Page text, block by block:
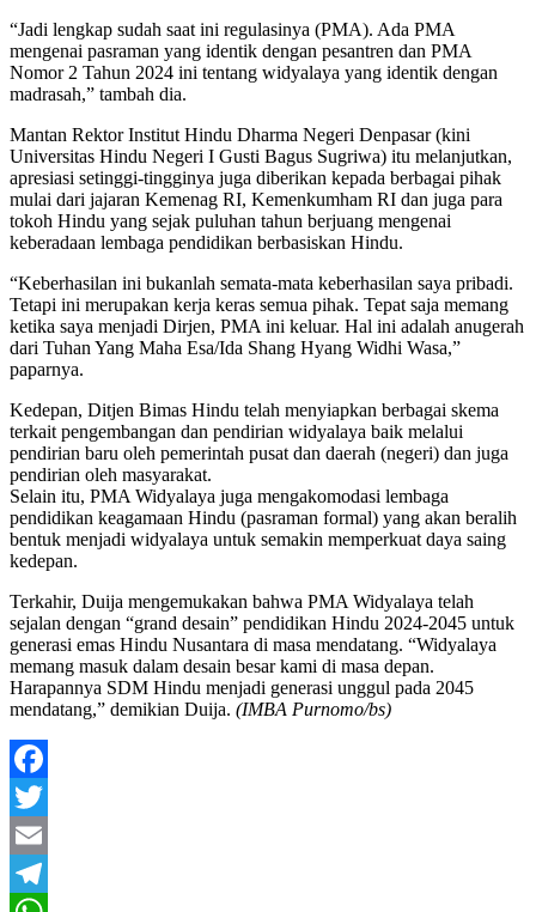
“Jadi lengkap sudah saat ini regulasinya (PMA). Ada PMA
mengenai pasraman yang identik dengan pesantren dan PMA
Nomor 2 Tahun 2024 ini tentang widyalaya yang identik dengan
madrasah,” tambah dia.
Mantan Rektor Institut Hindu Dharma Negeri Denpasar (kini
Universitas Hindu Negeri I Gusti Bagus Sugriwa) itu melanjutkan,
apresiasi setinggi-tingginya juga diberikan kepada berbagai pihak
mulai dari jajaran Kemenag RI, Kemenkumham RI dan juga para
tokoh Hindu yang sejak puluhan tahun berjuang mengenai
keberadaan lembaga pendidikan berbasiskan Hindu.
“Keberhasilan ini bukanlah semata-mata keberhasilan saya pribadi.
Tetapi ini merupakan kerja keras semua pihak. Tepat saja memang
ketika saya menjadi Dirjen, PMA ini keluar. Hal ini adalah anugerah
dari Tuhan Yang Maha Esa/Ida Shang Hyang Widhi Wasa,”
paparnya.
Kedepan, Ditjen Bimas Hindu telah menyiapkan berbagai skema
terkait pengembangan dan pendirian widyalaya baik melalui
pendirian baru oleh pemerintah pusat dan daerah (negeri) dan juga
pendirian oleh masyarakat.
Selain itu, PMA Widyalaya juga mengakomodasi lembaga
pendidikan keagamaan Hindu (pasraman formal) yang akan beralih
bentuk menjadi widyalaya untuk semakin memperkuat daya saing
kedepan.
Terkahir, Duija mengemukakan bahwa PMA Widyalaya telah
sejalan dengan “grand desain” pendidikan Hindu 2024-2045 untuk
generasi emas Hindu Nusantara di masa mendatang. “Widyalaya
memang masuk dalam desain besar kami di masa depan.
Harapannya SDM Hindu menjadi generasi unggul pada 2045
mendatang,” demikian Duija. (IMBA Purnomo/bs)
Facebook
Twitter
Email